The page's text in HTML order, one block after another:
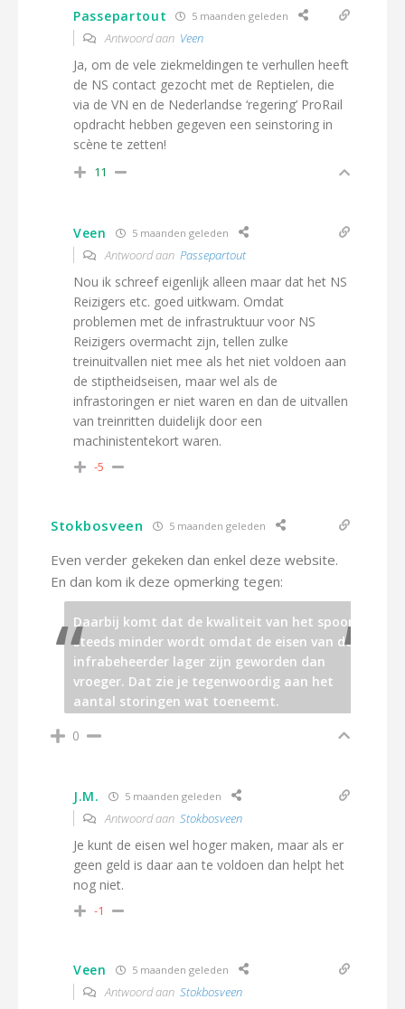
Passepartout 5 maanden geleden
Antwoord aan Veen
Ja, om de vele ziekmeldingen te verhullen heeft
de NS contact gezocht met de Reptielen, die
via de VN en de Nederlandse ‘regering’ ProRail
opdracht hebben gegeven een seinstoring in
scène te zetten!
11
Veen 5 maanden geleden
Antwoord aan Passepartout
Nou ik schreef eigenlijk alleen maar dat het NS
Reizigers etc. goed uitkwam. Omdat
problemen met de infrastruktuur voor NS
Reizigers overmacht zijn, tellen zulke
treinuitvallen niet mee als het niet voldoen aan
de stiptheidseisen, maar wel als de
infrastoringen er niet waren en dan de uitvallen
van treinritten duidelijk door een
machinistentekort waren.
-5
Stokbosveen 5 maanden geleden
Even verder gekeken dan enkel deze website.
En dan kom ik deze opmerking tegen:
Daarbij komt dat de kwaliteit van het spoor
steeds minder wordt omdat de eisen van de
infrabeheerder lager zijn geworden dan
vroeger. Dat zie je tegenwoordig aan het
aantal storingen wat toeneemt.
0
J.M. 5 maanden geleden
Antwoord aan Stokbosveen
Je kunt de eisen wel hoger maken, maar als er
geen geld is daar aan te voldoen dan helpt het
nog niet.
-1
Veen 5 maanden geleden
Antwoord aan Stokbosveen